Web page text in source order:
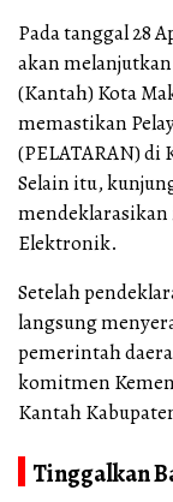
Pada tanggal 28
akan
(Kantah) Kota
memastikan
(PELATARAN) di
Selain itu,
Elektronik.
Setelah
langsung
pemerintah
komitmen
Kantah
Tinggalkan